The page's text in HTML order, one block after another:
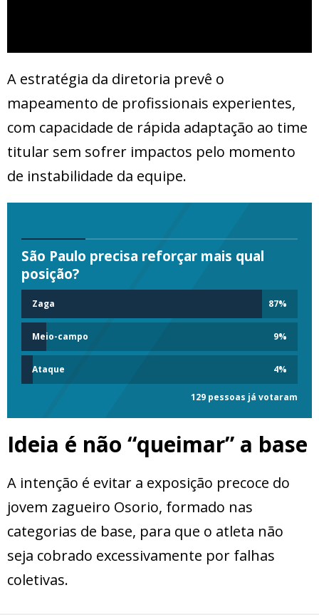
A estratégia da diretoria prevê o
mapeamento de profissionais experientes,
com capacidade de rápida adaptação ao time
titular sem sofrer impactos pelo momento
de instabilidade da equipe.
São Paulo precisa reforçar mais qual
posição?
Zaga 87%
Meio-campo 9%
Ataque 4%
129 pessoas já votaram
Ideia é não “queimar” a base
A intenção é evitar a exposição precoce do
jovem zagueiro Osorio, formado nas
categorias de base, para que o atleta não
seja cobrado excessivamente por falhas
coletivas.